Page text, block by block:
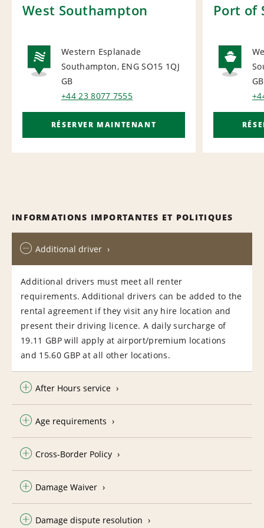
West Southampton
NATIONAL
Western Esplanade
Southampton, ENG SO15 1QJ
GB
+44 23 8077 7555
RÉSERVER MAINTENANT
Port of
GB
INFORMATIONS IMPORTANTES ET POLITIQUES
Additional driver
Additional drivers must meet all renter
requirements. Additional drivers can be added to the
rental agreement if they visit any hire location and
present their driving licence. A daily surcharge of
19.11 GBP will apply at airport/premium locations
and 15.60 GBP at all other locations.
After Hours service
Age requirements
Cross-Border Policy
Damage Waiver
Damage dispute resolution